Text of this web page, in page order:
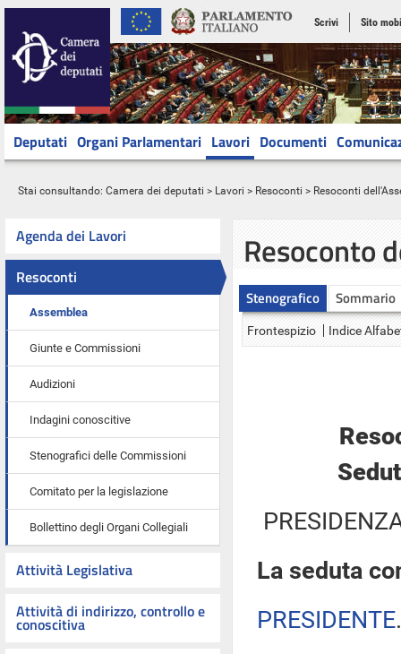
Scrivi Sito
Deputati Organi Parlamentari Lavori Documenti
Stai consultando: Camera dei deputati > Lavori > Resoconti > Resoconti
Agenda dei Lavori
Resoconti
Assemblea
Giunte e Commissioni
Audizioni
Indagini conoscitive
Stenografici delle Commissioni
Comitato per la legislazione
Bollettino degli Organi Collegiali
Attività Legislativa
Attività di indirizzo, controllo e
conoscitiva
Resoconto
Stenografico Sommario
Frontespizio Indice
La seduta
PRESIDENTE